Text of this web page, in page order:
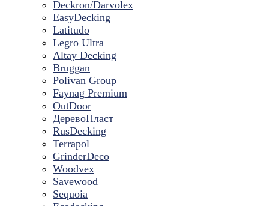
Deckron/Darvolex
EasyDecking
Latitudo
Legro Ultra
Altay Decking
Bruggan
Polivan Group
Faynag Premium
OutDoor
ДеревоПласт
RusDecking
Terrapol
GrinderDeco
Woodvex
Savewood
Sequoia